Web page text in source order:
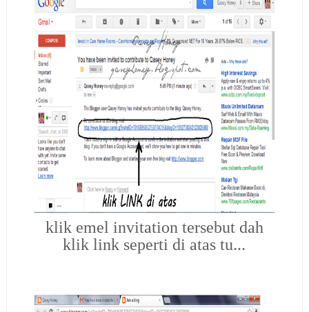
klik emel invitation tersebut dah
klik link seperti di atas tu...